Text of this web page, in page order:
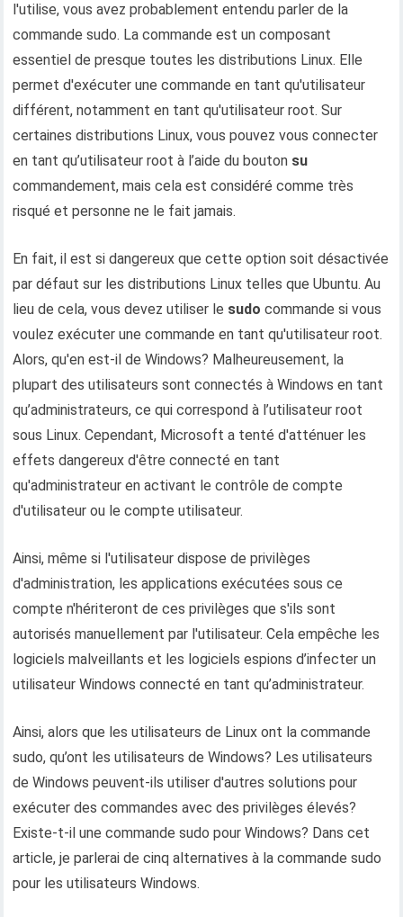
l'utilise, vous avez probablement entendu parler de la
commande sudo. La commande est un composant
essentiel de presque toutes les distributions Linux. Elle
permet d'exécuter une commande en tant qu'utilisateur
différent, notamment en tant qu'utilisateur root. Sur
certaines distributions Linux, vous pouvez vous connecter
en tant qu’utilisateur root à l’aide du bouton su
commandement, mais cela est considéré comme très
risqué et personne ne le fait jamais.
En fait, il est si dangereux que cette option soit désactivée
par défaut sur les distributions Linux telles que Ubuntu. Au
lieu de cela, vous devez utiliser le sudo commande si vous
voulez exécuter une commande en tant qu'utilisateur root.
Alors, qu'en est-il de Windows? Malheureusement, la
plupart des utilisateurs sont connectés à Windows en tant
qu’administrateurs, ce qui correspond à l’utilisateur root
sous Linux. Cependant, Microsoft a tenté d'atténuer les
effets dangereux d'être connecté en tant
qu'administrateur en activant le contrôle de compte
d'utilisateur ou le compte utilisateur.
Ainsi, même si l'utilisateur dispose de privilèges
d'administration, les applications exécutées sous ce
compte n'hériteront de ces privilèges que s'ils sont
autorisés manuellement par l'utilisateur. Cela empêche les
logiciels malveillants et les logiciels espions d’infecter un
utilisateur Windows connecté en tant qu’administrateur.
Ainsi, alors que les utilisateurs de Linux ont la commande
sudo, qu’ont les utilisateurs de Windows? Les utilisateurs
de Windows peuvent-ils utiliser d'autres solutions pour
exécuter des commandes avec des privilèges élevés?
Existe-t-il une commande sudo pour Windows? Dans cet
article, je parlerai de cinq alternatives à la commande sudo
pour les utilisateurs Windows.